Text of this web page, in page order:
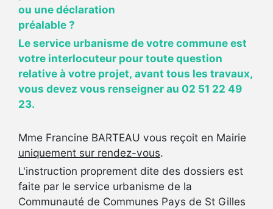
ou une déclaration
préalable ?
Le service urbanisme de votre commune est
votre interlocuteur pour toute question
relative à votre projet, avant tous les travaux,
vous devez vous renseigner au 02 51 22 49
23.
Mme Francine BARTEAU vous reçoit en Mairie
uniquement sur rendez-vous.
L'instruction proprement dite des dossiers est
faite par le service urbanisme de la
Communauté de Communes Pays de St Gilles